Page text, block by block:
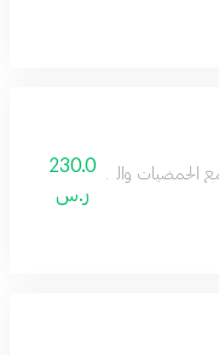
والكراميل مع الأخشاب
230.0
ر.س